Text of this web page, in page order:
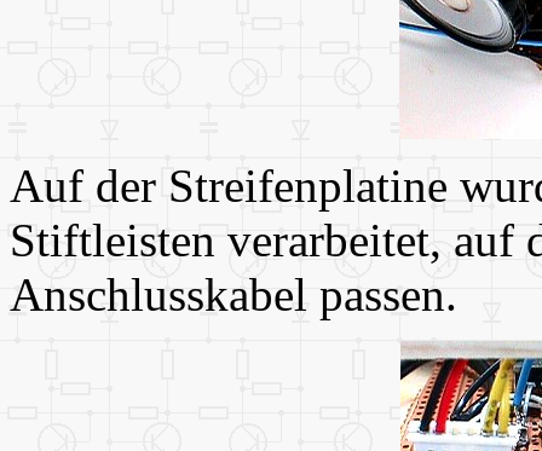
Auf der Streifenplatine
Stiftleisten verarbeitet, auf
Anschlusskabel passen.